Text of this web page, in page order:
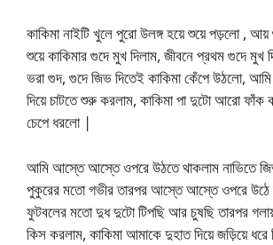
কাকিমা নাইটি খুলে পুরো উলঙ্গ হয়ে শুয়ে পড়লো ,
শুয়ে কাকিমার গুদে মুখ দিলাম, জীবনে প্রথম গুদে মুখ
ভরা গুদ, গুদে জিভ দিতেই কাকিমা কেঁপে উঠলো, আমি
দিয়ে চাটতে শুরু করলাম, কাকিমা পা দুটো আরো ফাঁক
চেপে ধরলো |
আমি আস্তে আস্তে ওপরে উঠতে থাকলাম নাভিতে জিভ
পুকুরের মতো গভীর তারপর আস্তে আস্তে ওপরে উঠে
ফুটবলের মতো দুধ দুটো টিপছি আর চুষছি তারপর
কিস করলাম, কাকিমা আমাকে দুহাত দিয়ে জড়িয়ে